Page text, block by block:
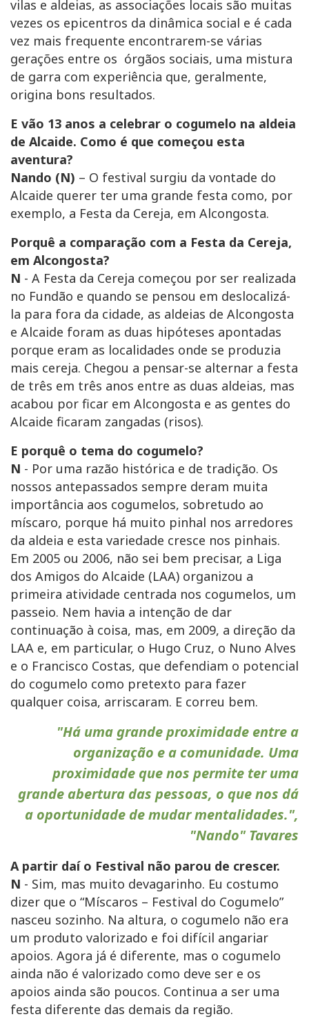
vilas e aldeias, as associações locais são muitas
vezes os epicentros da dinâmica social e é cada
vez mais frequente encontrarem-se várias
gerações entre os órgãos sociais, uma mistura
de garra com experiência que, geralmente,
origina bons resultados.
E vão 13 anos a celebrar o cogumelo na aldeia
de Alcaide. Como é que começou esta
aventura?
Nando (N) – O festival surgiu da vontade do
Alcaide querer ter uma grande festa como, por
exemplo, a Festa da Cereja, em Alcongosta.
Porquê a comparação com a Festa da Cereja,
em Alcongosta?
N - A Festa da Cereja começou por ser realizada
no Fundão e quando se pensou em deslocalizá-
la para fora da cidade, as aldeias de Alcongosta
e Alcaide foram as duas hipóteses apontadas
porque eram as localidades onde se produzia
mais cereja. Chegou a pensar-se alternar a festa
de três em três anos entre as duas aldeias, mas
acabou por ficar em Alcongosta e as gentes do
Alcaide ficaram zangadas (risos).
E porquê o tema do cogumelo?
N - Por uma razão histórica e de tradição. Os
nossos antepassados sempre deram muita
importância aos cogumelos, sobretudo ao
míscaro, porque há muito pinhal nos arredores
da aldeia e esta variedade cresce nos pinhais.
Em 2005 ou 2006, não sei bem precisar, a Liga
dos Amigos do Alcaide (LAA) organizou a
primeira atividade centrada nos cogumelos, um
passeio. Nem havia a intenção de dar
continuação à coisa, mas, em 2009, a direção da
LAA e, em particular, o Hugo Cruz, o Nuno Alves
e o Francisco Costas, que defendiam o potencial
do cogumelo como pretexto para fazer
qualquer coisa, arriscaram. E correu bem.
"Há uma grande proximidade entre a
organização e a comunidade. Uma
proximidade que nos permite ter uma
grande abertura das pessoas, o que nos dá
a oportunidade de mudar mentalidades.",
"Nando" Tavares
A partir daí o Festival não parou de crescer.
N - Sim, mas muito devagarinho. Eu costumo
dizer que o “Míscaros – Festival do Cogumelo”
nasceu sozinho. Na altura, o cogumelo não era
um produto valorizado e foi difícil angariar
apoios. Agora já é diferente, mas o cogumelo
ainda não é valorizado como deve ser e os
apoios ainda são poucos. Continua a ser uma
festa diferente das demais da região.